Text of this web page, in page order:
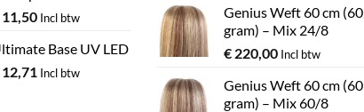
Incl btw
Base UV LED
Incl btw
Genius Weft 60 cm (60
gram) – Mix 24/8
€ 220,00 Incl btw
Genius Weft 60 cm (60
gram) – Mix 60/8